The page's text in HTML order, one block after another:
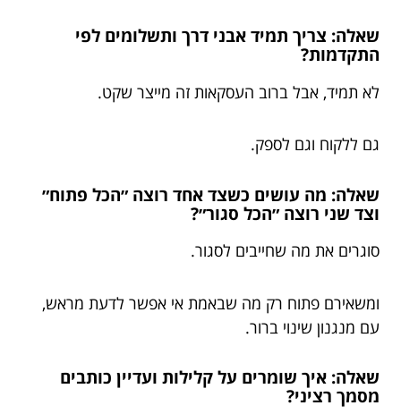
שאלה: צריך תמיד אבני דרך ותשלומים לפי
התקדמות?
לא תמיד, אבל ברוב העסקאות זה מייצר שקט.
גם ללקוח וגם לספק.
שאלה: מה עושים כשצד אחד רוצה ״הכל פתוח״
וצד שני רוצה ״הכל סגור״?
סוגרים את מה שחייבים לסגור.
ומשאירם פתוח רק מה שבאמת אי אפשר לדעת מראש,
עם מנגנון שינוי ברור.
שאלה: איך שומרים על קלילות ועדיין כותבים
מסמך רציני?